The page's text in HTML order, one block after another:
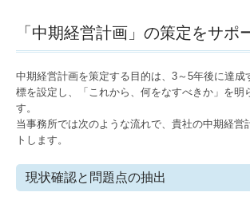
医業経営者の皆様へ
国の共済制度活用コーナー
個人の方
「中期経営計画」の策定をサポ
中期経営計画を策定する目的は、3～5年後に達成
標を設定し、「これから、何をなすべきか」を明
す。
当事務所では次のような流れで、貴社の中期経営
トします。
現状確認と問題点の抽出